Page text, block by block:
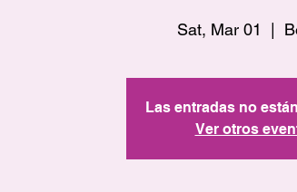
Sat, Mar 01
Las entradas no
Ver otros